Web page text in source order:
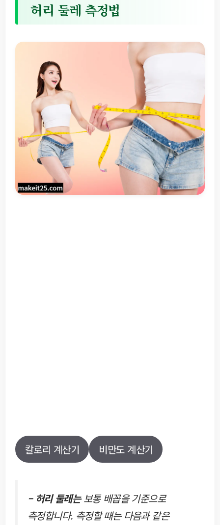
허리 둘레 측정법
칼로리 계산기 비만도 계산기
– 허리 둘레는보통 배꼽을 기준으로
측정합니다. 측정할 때는 다음과 같은